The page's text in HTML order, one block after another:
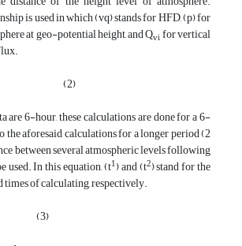
is used in which (vq) stands for HFD, (p) for
at geo-potential height, and Qvifor vertical
are 6-hour, these calculations are done for a 6-
the aforesaid calculations for a longer period (2
between several atmospheric levels following
used. In this equation, (t1) and (t2) stand for the
times of calculating, respectively.